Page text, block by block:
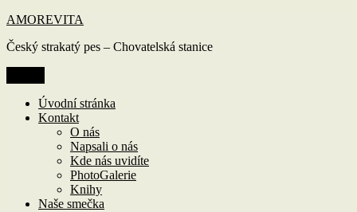
Přejít
obsahu
AMOREVITA
Český strakatý pes – Chovatelská stanice
Úvodní stránka
Kontakt
O nás
Napsali o nás
Kde nás uvidíte
PhotoGalerie
Knihy
Naše smečka